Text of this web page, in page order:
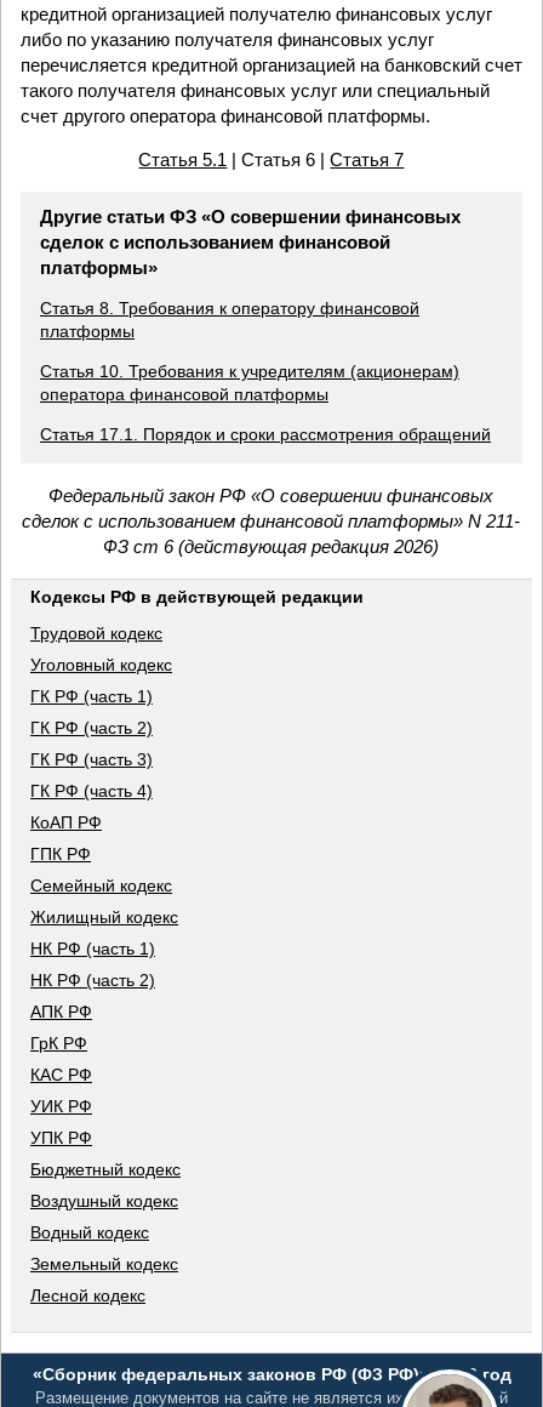
кредитной организацией получателю финансовых услуг
либо по указанию получателя финансовых услуг
перечисляется кредитной организацией на банковский счет
такого получателя финансовых услуг или специальный
счет другого оператора финансовой платформы.
Статья 5.1 | Статья 6 |Статья 7
Другие статьи ФЗ «О совершении финансовых
сделок с использованием финансовой
платформы»
Статья 8. Требования к оператору финансовой
платформы
Статья 10. Требования к учредителям (акционерам)
оператора финансовой платформы
Статья 17.1. Порядок и сроки рассмотрения обращений
Федеральный закон РФ «О совершении финансовых
сделок с использованием финансовой платформы» N 211-
ФЗ ст 6 (действующая редакция 2026)
Кодексы РФ в действующей редакции
Трудовой кодекс
Уголовный кодекс
ГК РФ (часть 1)
ГК РФ (часть 2)
ГК РФ (часть 3)
ГК РФ (часть 4)
КоАП РФ
ГПК РФ
Семейный кодекс
Жилищный кодекс
НК РФ (часть 1)
НК РФ (часть 2)
АПК РФ
ГрК РФ
КАС РФ
УИК РФ
УПК РФ
Бюджетный кодекс
Воздушный кодекс
Водный кодекс
Земельный кодекс
Лесной кодекс
«Сборник федеральных законов РФ (ФЗ РФ)», 2026 год
Размещение документов на сайте не является их официальной